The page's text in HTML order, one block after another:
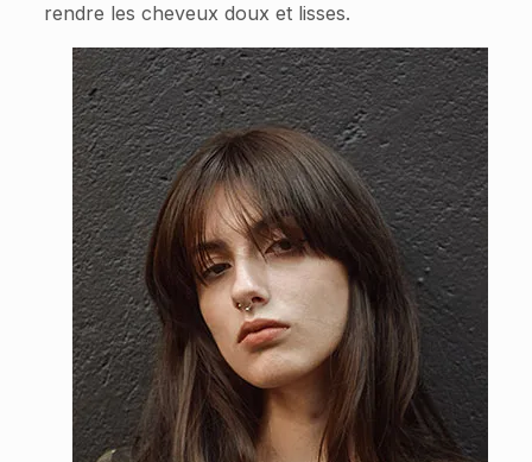
rendre les cheveux doux et lisses.